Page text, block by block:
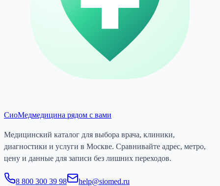
СиоМедмедицина рядом с вами
Медицинский каталог для выбора врача, клиники,
диагностики и услуги в Москве. Сравнивайте адрес, метро,
цену и данные для записи без лишних переходов.
8 800 300 39 98 help@siomed.ru